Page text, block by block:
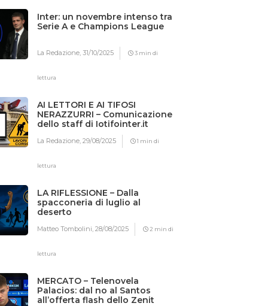
Inter: un novembre intenso tra
Serie A e Champions League
La Redazione,31/10/2025 3 min di
lettura
AI LETTORI E AI TIFOSI
NERAZZURRI – Comunicazione
dello staff di Iotifointer.it
La Redazione,29/08/2025 1 min di
lettura
LA RIFLESSIONE – Dalla
spacconeria di luglio al
deserto
Matteo Tombolini,28/08/2025 2 min di
lettura
MERCATO – Telenovela
Palacios: dal no al Santos
all’offerta flash dello Zenit